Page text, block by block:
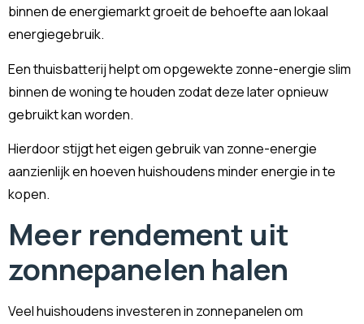
binnen de energiemarkt groeit de behoefte aan lokaal
energiegebruik.
Een thuisbatterij helpt om opgewekte zonne-energie slim
binnen de woning te houden zodat deze later opnieuw
gebruikt kan worden.
Hierdoor stijgt het eigen gebruik van zonne-energie
aanzienlijk en hoeven huishoudens minder energie in te
kopen.
Meer rendement uit
zonnepanelen halen
Veel huishoudens investeren in zonnepanelen om